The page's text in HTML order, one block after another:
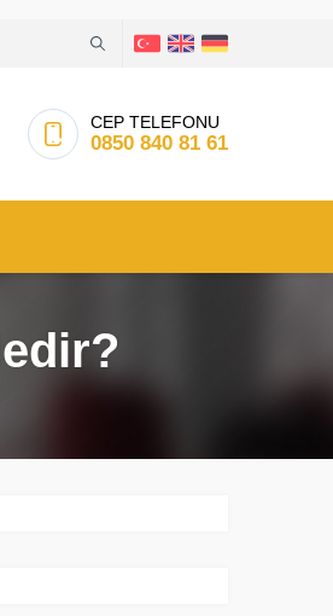
CEP TELEFONU
0850 840 81 61